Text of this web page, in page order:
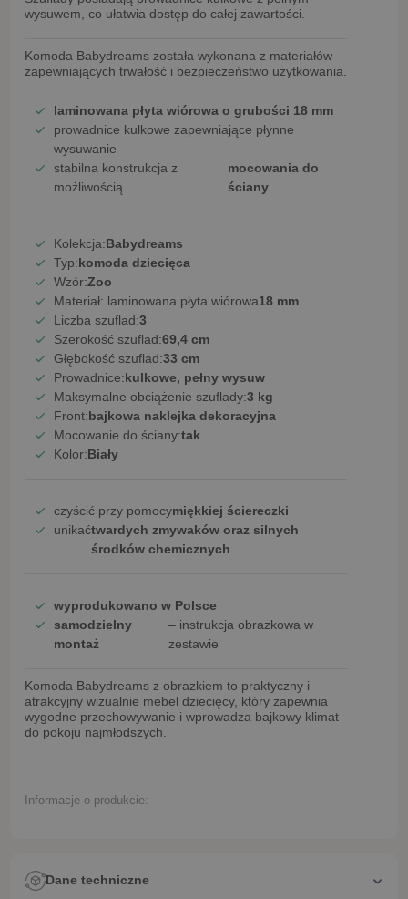
wysuwem , co ułatwia dostęp do całej zawartości.
Komoda Babydreams została wykonana z materiałów
zapewniających trwałość i bezpieczeństwo użytkowania.
laminowana płyta wiórowa o grubości 18 mm
prowadnice kulkowe zapewniające płynne
wysuwanie
stabilna konstrukcja z
możliwością
mocowania do
ściany
Kolekcja:Babydreams
Typ:komoda dziecięca
Wzór:Zoo
Materiał: laminowana płyta wiórowa18 mm
Liczba szuflad:3
Szerokość szuflad:69,4 cm
Głębokość szuflad:33 cm
Prowadnice:kulkowe, pełny wysuw
Maksymalne obciążenie szuflady:3 kg
Front:bajkowa naklejka dekoracyjna
Mocowanie do ściany:tak
Kolor:Biały
czyścić przy pomocymiękkiej ściereczki
unikaćtwardych zmywaków oraz silnych
środków chemicznych
wyprodukowano w Polsce
samodzielny
montaż
– instrukcja obrazkowa w
zestawie
Komoda Babydreams z obrazkiem to praktyczny i
atrakcyjny wizualnie mebel dziecięcy, który zapewnia
wygodne przechowywanie i wprowadza bajkowy klimat
do pokoju najmłodszych.
Informacje o produkcie:
Dane techniczne